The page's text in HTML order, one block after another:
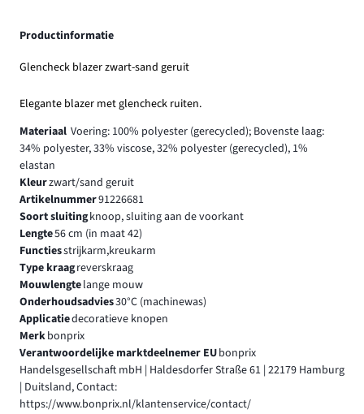
Productinformatie
Glencheck blazer zwart-sand geruit
Elegante blazer met glencheck ruiten.
Materiaal Voering: 100% polyester (gerecycled); Bovenste laag:
34% polyester, 33% viscose, 32% polyester (gerecycled), 1%
elastan
Kleurzwart/sand geruit
Artikelnummer91226681
Soort sluitingknoop, sluiting aan de voorkant
Lengte56 cm (in maat 42)
Functiesstrijkarm,kreukarm
Type kraagreverskraag
Mouwlengtelange mouw
Onderhoudsadvies30°C (machinewas)
Applicatiedecoratieve knopen
Merkbonprix
Verantwoordelijke marktdeelnemer EUbonprix
Handelsgesellschaft mbH | Haldesdorfer Straße 61 | 22179 Hamburg
| Duitsland, Contact:
https://www.bonprix.nl/klantenservice/contact/